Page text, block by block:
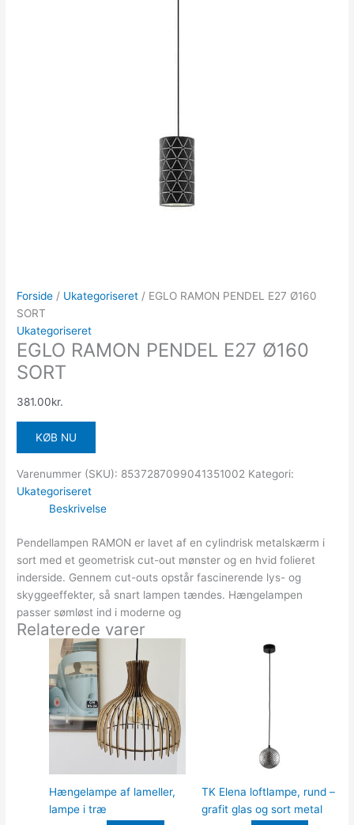
Forside / Ukategoriseret / EGLO RAMON PENDEL E27 Ø160
SORT
Ukategoriseret
EGLO RAMON PENDEL E27 Ø160
SORT
381.00kr.
KØB NU
Varenummer (SKU): 8537287099041351002 Kategori:
Ukategoriseret
Beskrivelse
Pendellampen RAMON er lavet af en cylindrisk metalskærm i
sort med et geometrisk cut-out mønster og en hvid folieret
inderside. Gennem cut-outs opstår fascinerende lys- og
skyggeeffekter, så snart lampen tændes. Hængelampen
passer sømløst ind i moderne og
Relaterede varer
Hængelampe af lameller,
lampe i træ
TK Elena loftlampe, rund –
grafit glas og sort metal